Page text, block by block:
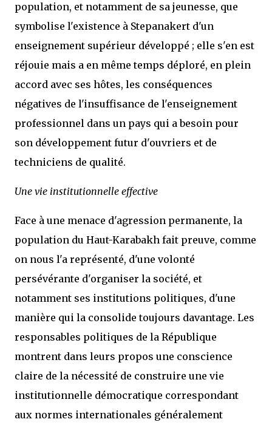
population, et notamment de sa jeunesse, que
symbolise l'existence à Stepanakert d'un
enseignement supérieur développé ; elle s'en est
réjouie mais a en même temps déploré, en plein
accord avec ses hôtes, les conséquences
négatives de l'insuffisance de l'enseignement
professionnel dans un pays qui a besoin pour
son développement futur d'ouvriers et de
techniciens de qualité.
Une vie institutionnelle effective
Face à une menace d'agression permanente, la
population du Haut-Karabakh fait preuve, comme
on nous l'a représenté, d'une volonté
persévérante d'organiser la société, et
notamment ses institutions politiques, d'une
manière qui la consolide toujours davantage. Les
responsables politiques de la République
montrent dans leurs propos une conscience
claire de la nécessité de construire une vie
institutionnelle démocratique correspondant
aux normes internationales généralement